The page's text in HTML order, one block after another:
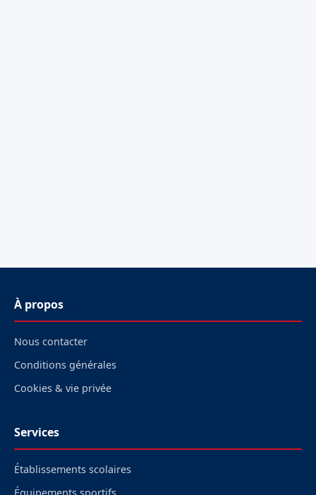
À propos
Nous contacter
Conditions générales
Cookies & vie privée
Services
Établissements scolaires